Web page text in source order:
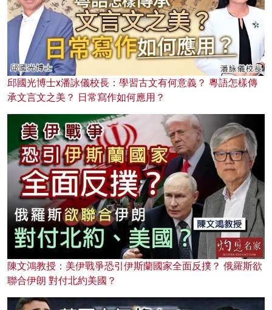
邱國光博士x潘詠儀校長：學習古文有何意義？ 粵語怎樣傳
承文言文之美？ 日常寫作如何應用？
陳文鴻教授：美伊戰爭恐引伊斯蘭國家全面反撲？ 俄羅斯欲
聯合伊朗 對付北約美國？